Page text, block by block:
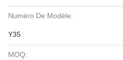
Numéro De Modèle:
Y35
MOQ: